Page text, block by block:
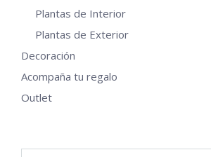
Plantas de Interior
Plantas de Exterior
Decoración
Acompaña tu regalo
Outlet